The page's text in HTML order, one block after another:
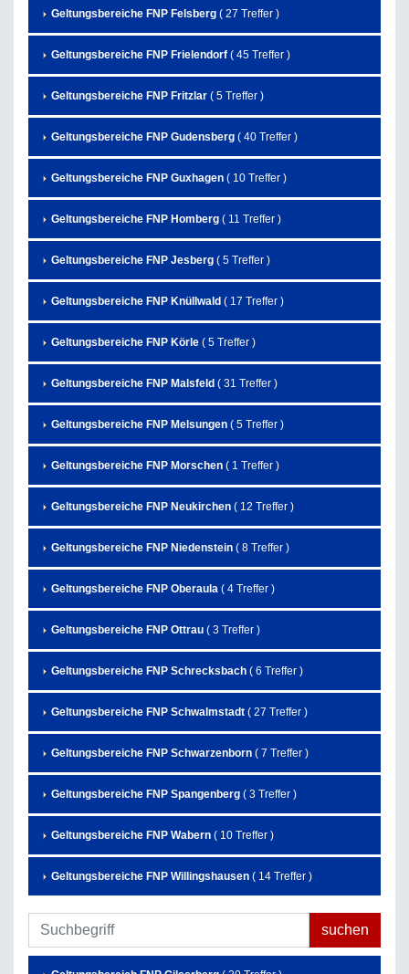
Geltungsbereiche FNP Felsberg ( 27 Treffer )
Geltungsbereiche FNP Frielendorf ( 45 Treffer )
Geltungsbereiche FNP Fritzlar ( 5 Treffer )
Geltungsbereiche FNP Gudensberg ( 40 Treffer )
Geltungsbereiche FNP Guxhagen ( 10 Treffer )
Geltungsbereiche FNP Homberg ( 11 Treffer )
Geltungsbereiche FNP Jesberg ( 5 Treffer )
Geltungsbereiche FNP Knüllwald ( 17 Treffer )
Geltungsbereiche FNP Körle ( 5 Treffer )
Geltungsbereiche FNP Malsfeld ( 31 Treffer )
Geltungsbereiche FNP Melsungen ( 5 Treffer )
Geltungsbereiche FNP Morschen ( 1 Treffer )
Geltungsbereiche FNP Neukirchen ( 12 Treffer )
Geltungsbereiche FNP Niedenstein ( 8 Treffer )
Geltungsbereiche FNP Oberaula ( 4 Treffer )
Geltungsbereiche FNP Ottrau ( 3 Treffer )
Geltungsbereiche FNP Schrecksbach ( 6 Treffer )
Geltungsbereiche FNP Schwalmstadt ( 27 Treffer )
Geltungsbereiche FNP Schwarzenborn ( 7 Treffer )
Geltungsbereiche FNP Spangenberg ( 3 Treffer )
Geltungsbereiche FNP Wabern ( 10 Treffer )
Geltungsbereiche FNP Willingshausen ( 14 Treffer )